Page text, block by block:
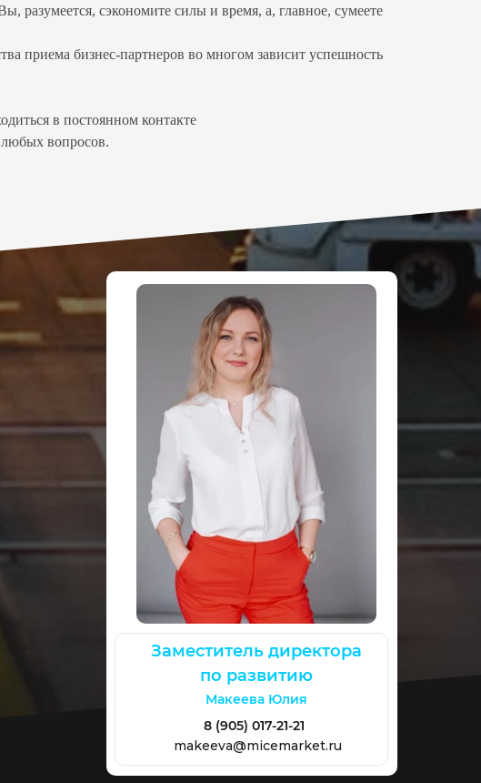
сэкономите силы и время, а, главное, сумеете
приема бизнес-партнеров во многом зависит успешность
в постоянном контакте
вопросов.
Заместитель директора
по развитию
Макеева Юлия
8 (905) 017-21-21
makeeva@micemarket.ru